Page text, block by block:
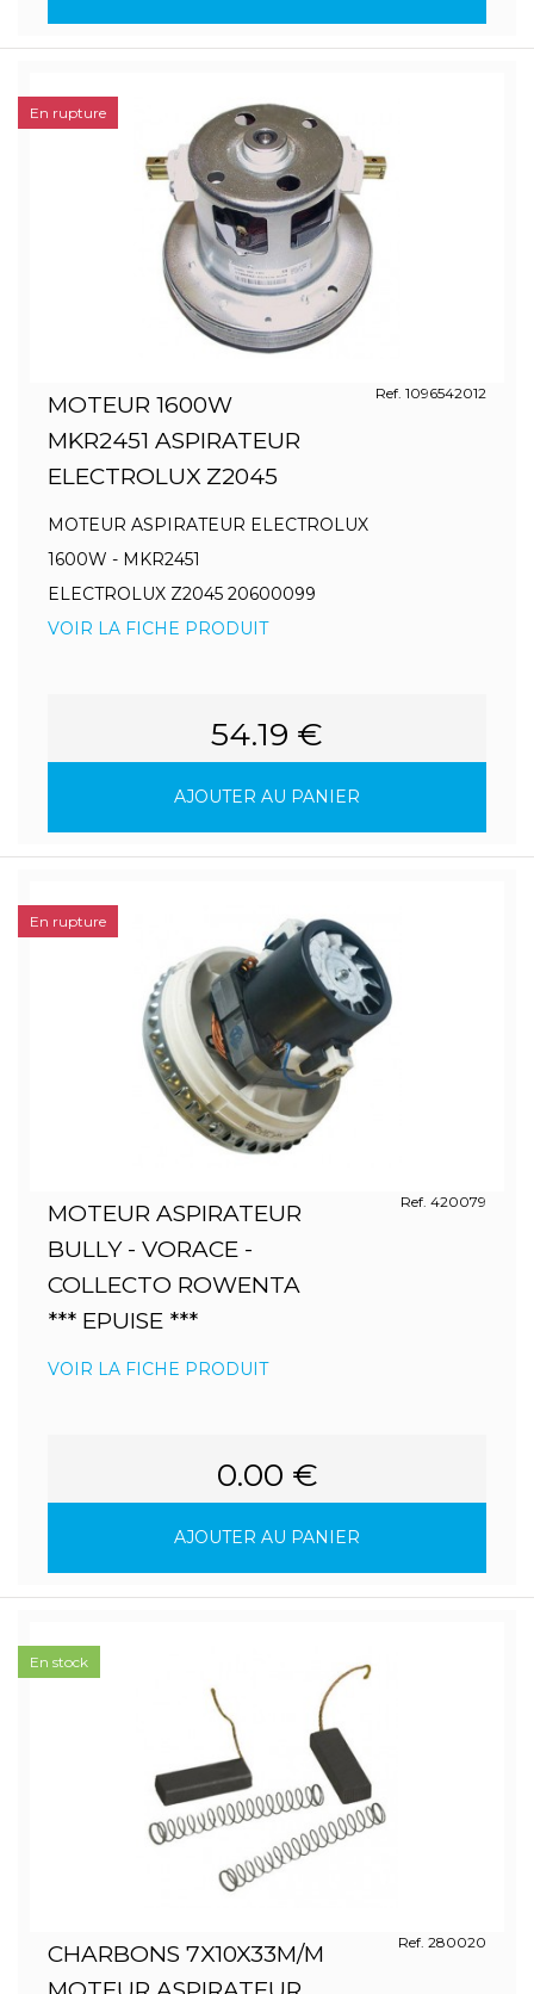
MOTEUR 1600W
MKR2451 ASPIRATEUR
ELECTROLUX Z2045
Ref. 1096542012
MOTEUR ASPIRATEUR ELECTROLUX
1600W - MKR2451
ELECTROLUX Z2045 20600099
VOIR LA FICHE PRODUIT
54.19 €
AJOUTER AU PANIER
En rupture
MOTEUR ASPIRATEUR
BULLY - VORACE -
COLLECTO ROWENTA
*** EPUISE ***
Ref. 420079
VOIR LA FICHE PRODUIT
0.00 €
AJOUTER AU PANIER
En rupture
CHARBONS 7X10X33M/M
Ref. 280020
En stock